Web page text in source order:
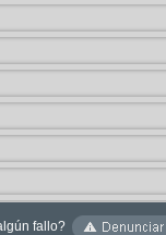
fallo?